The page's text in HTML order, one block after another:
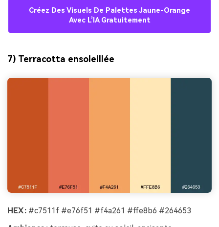
Créez Des Visuels De Palettes Jaune-Orange
Avec L’IA Gratuitement
7) Terracotta ensoleillée
HEX : #c7511f #e76f51 #f4a261 #ffe8b6 #264653